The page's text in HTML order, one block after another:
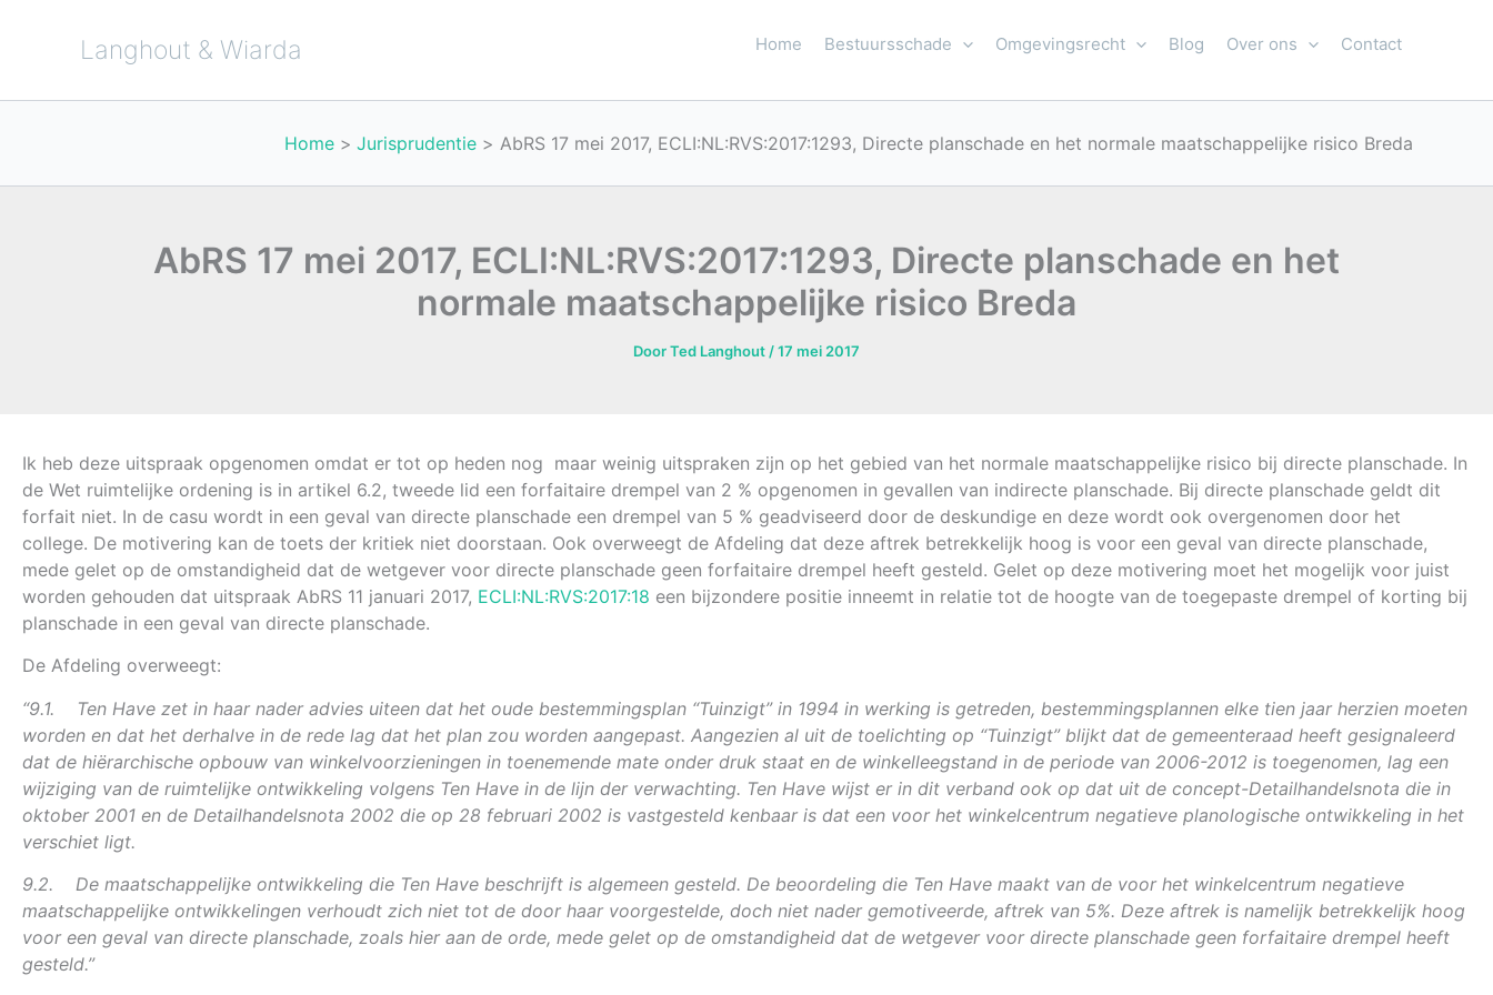
Langhout & Wiarda Home Bestuursschade Omgevingsrecht Blog Over ons Contact
Home Jurisprudentie AbRS 17 mei 2017, ECLI:NL:RVS:2017:1293, Directe planschade en het normale maatschappelijke risico Breda
AbRS 17 mei 2017, ECLI:NL:RVS:2017:1293, Directe planschade en het
normale maatschappelijke risico Breda
DoorTed Langhout /17 mei 2017
Ik heb deze uitspraak opgenomen omdat er tot op heden nog maar weinig uitspraken zijn op het gebied van het normale maatschappelijke risico bij directe planschade. In
de Wet ruimtelijke ordening is in artikel 6.2, tweede lid een forfaitaire drempel van 2 % opgenomen in gevallen van indirecte planschade. Bij directe planschade geldt dit
forfait niet. In de casu wordt in een geval van directe planschade een drempel van 5 % geadviseerd door de deskundige en deze wordt ook overgenomen door het
college. De motivering kan de toets der kritiek niet doorstaan. Ook overweegt de Afdeling dat deze aftrek betrekkelijk hoog is voor een geval van directe planschade,
mede gelet op de omstandigheid dat de wetgever voor directe planschade geen forfaitaire drempel heeft gesteld. Gelet op deze motivering moet het mogelijk voor juist
worden gehouden dat uitspraak AbRS 11 januari 2017, ECLI:NL:RVS:2017:18 een bijzondere positie inneemt in relatie tot de hoogte van de toegepaste drempel of korting bij
planschade in een geval van directe planschade.
De Afdeling overweegt:
“9.1. Ten Have zet in haar nader advies uiteen dat het oude bestemmingsplan “Tuinzigt” in 1994 in werking is getreden, bestemmingsplannen elke tien jaar herzien moeten
worden en dat het derhalve in de rede lag dat het plan zou worden aangepast. Aangezien al uit de toelichting op “Tuinzigt” blijkt dat de gemeenteraad heeft gesignaleerd
dat de hiërarchische opbouw van winkelvoorzieningen in toenemende mate onder druk staat en de winkelleegstand in de periode van 2006-2012 is toegenomen, lag een
wijziging van de ruimtelijke ontwikkeling volgens Ten Have in de lijn der verwachting. Ten Have wijst er in dit verband ook op dat uit de concept-Detailhandelsnota die in
oktober 2001 en de Detailhandelsnota 2002 die op 28 februari 2002 is vastgesteld kenbaar is dat een voor het winkelcentrum negatieve planologische ontwikkeling in het
verschiet ligt.
9.2. De maatschappelijke ontwikkeling die Ten Have beschrijft is algemeen gesteld. De beoordeling die Ten Have maakt van de voor het winkelcentrum negatieve
maatschappelijke ontwikkelingen verhoudt zich niet tot de door haar voorgestelde, doch niet nader gemotiveerde, aftrek van 5%. Deze aftrek is namelijk betrekkelijk hoog
voor een geval van directe planschade, zoals hier aan de orde, mede gelet op de omstandigheid dat de wetgever voor directe planschade geen forfaitaire drempel heeft
gesteld.”